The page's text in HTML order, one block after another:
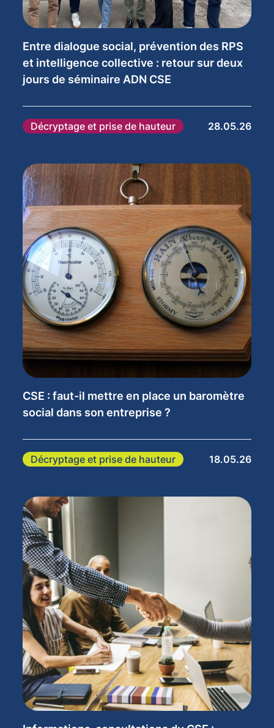
Entre dialogue social, prévention des RPS
et intelligence collective : retour sur deux
jours de séminaire ADN CSE
Décryptage et prise de hauteur 28.05.26
CSE : faut-il mettre en place un baromètre
social dans son entreprise ?
Décryptage et prise de hauteur 18.05.26